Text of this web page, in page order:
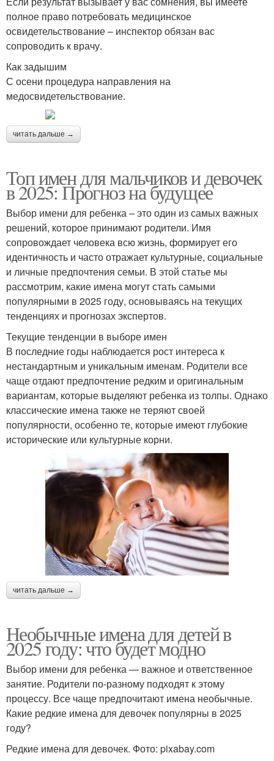
полное право потребовать медицинское
освидетельствование – инспектор обязан вас
сопроводить к врачу.
Как задышим
С осени процедура направления на
медосвидетельствование.
читать дальше →
Топ имен для мальчиков и девочек
в 2025: Прогноз на будущее
Выбор имени для ребенка – это один из самых важных
решений, которое принимают родители. Имя
сопровождает человека всю жизнь, формирует его
идентичность и часто отражает культурные, социальные
и личные предпочтения семьи. В этой статье мы
рассмотрим, какие имена могут стать самыми
популярными в 2025 году, основываясь на текущих
тенденциях и прогнозах экспертов.
Текущие тенденции в выборе имен
В последние годы наблюдается рост интереса к
нестандартным и уникальным именам. Родители все
чаще отдают предпочтение редким и оригинальным
вариантам, которые выделяют ребенка из толпы. Однако
классические имена также не теряют своей
популярности, особенно те, которые имеют глубокие
исторические или культурные корни.
читать дальше →
Необычные имена для детей в
2025 году: что будет модно
Выбор имени для ребенка — важное и ответственное
занятие. Родители по-разному подходят к этому
процессу. Все чаще предпочитают имена необычные.
Какие редкие имена для девочек популярны в 2025
году?
Редкие имена для девочек. Фото: pixabay.com